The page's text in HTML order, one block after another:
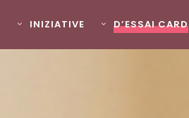
INIZIATIVE D’ESSAI CARD